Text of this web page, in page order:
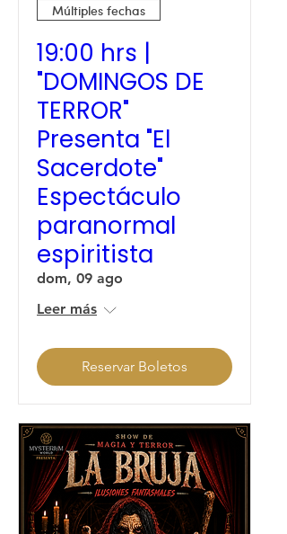
Múltiples fechas
19:00 hrs |
"DOMINGOS DE
TERROR"
Presenta "El
Sacerdote"
Espectáculo
paranormal
espiritista
dom, 09 ago
Leer más
Reservar Boletos